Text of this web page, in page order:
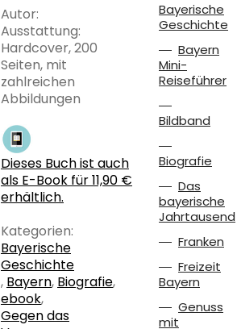
Autor:
Ausstattung:
Hardcover, 200
Seiten, mit
zahlreichen
Abbildungen
Dieses Buch ist auch
als E-Book für 11,90 €
erhältlich.
Kategorien:
Bayerische
Geschichte
, Bayern, Biografie,
ebook,
Gegen das
Bayerische
Geschichte
Bayern
Mini-
Reiseführer
Bildband
Biografie
Das
bayerische
Jahrtausend
Franken
Freizeit
Bayern
Genuss
mit